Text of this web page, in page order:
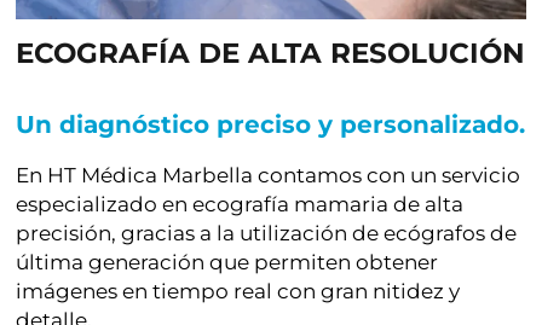
ECOGRAFÍA DE ALTA RESOLUCIÓN
Un diagnóstico preciso y personalizado.
En HT Médica Marbella contamos con un servicio
especializado enecografía mamaria de alta
precisión, gracias a la utilización deecógrafos de
última generación que permiten obtener
imágenes en tiempo real con gran nitidez y
detalle.